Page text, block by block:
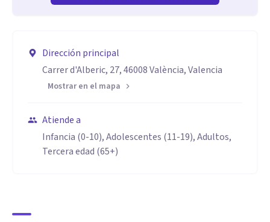
Dirección principal
Carrer d'Alberic, 27, 46008 València, Valencia
Mostrar en el mapa
Atiende a
Infancia (0-10), Adolescentes (11-19), Adultos,
Tercera edad (65+)